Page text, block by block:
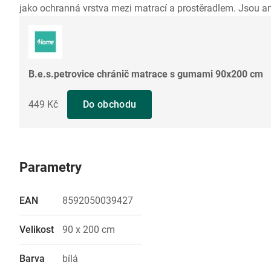
jako ochranná vrstva mezi matrací a prostěradlem. Jsou
B.e.s.petrovice chránič matrace s gumami 90x200 cm
449 Kč Do obchodu
Parametry
EAN 8592050039427
Velikost 90 x 200 cm
Barva bílá